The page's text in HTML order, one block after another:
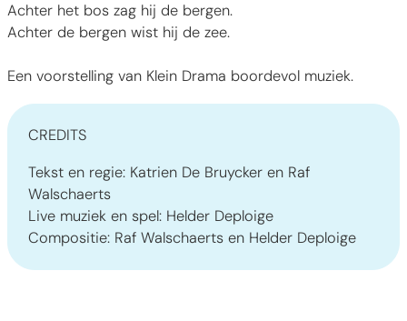
Achter het bos zag hij de bergen.
Achter de bergen wist hij de zee.
Een voorstelling van Klein Drama boordevol muziek.
CREDITS
Tekst en regie: Katrien De Bruycker en Raf
Walschaerts
Live muziek en spel: Helder Deploige
Compositie: Raf Walschaerts en Helder Deploige